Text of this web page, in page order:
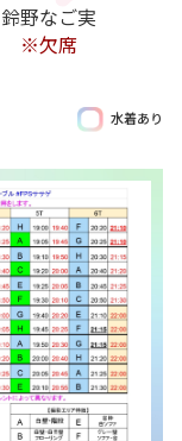
鈴野なご実
※欠席
水着あり